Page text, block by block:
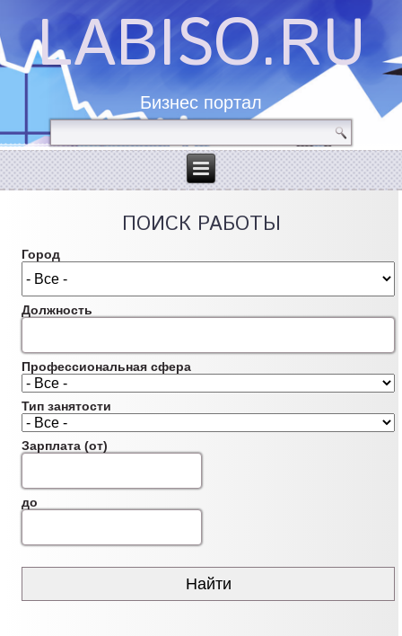
LABISO.RU
Бизнес портал
ПОИСК РАБОТЫ
Город
Должность
Профессиональная сфера
Тип занятости
Зарплата (от)
до